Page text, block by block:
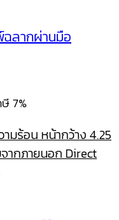
.
7%
มร้อน หน้ากว้าง 4.25
ากภายนอก Direct